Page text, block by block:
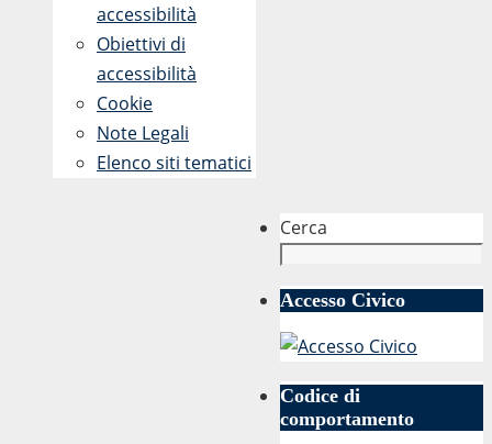
accessibilità
Obiettivi di
accessibilità
Cookie
Note Legali
Elenco siti tematici
Cerca
Accesso Civico
Codice di
comportamento